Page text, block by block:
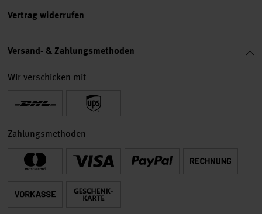
Vertrag widerrufen
Versand- & Zahlungsmethoden
Wir verschicken mit
Zahlungsmethoden